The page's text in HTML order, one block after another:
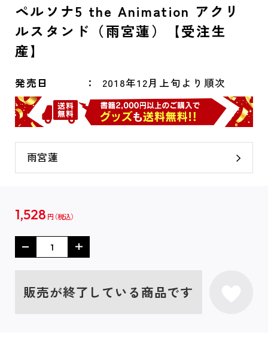
ペルソナ5 the Animation アクリ
ルスタンド（雨宮蓮）【受注生
産】
発売日 2018年12月上旬より順次
雨宮蓮
1,528 円
販売が終了している商品です